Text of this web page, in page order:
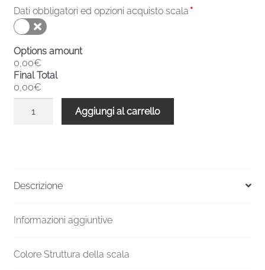
Dati obbligatori ed opzioni acquisto scala *
Options amount
0,00€
Final Total
0,00€
H
mm
Aggiungi al carrello
Descrizione
Informazioni aggiuntive
Colore Struttura della scala